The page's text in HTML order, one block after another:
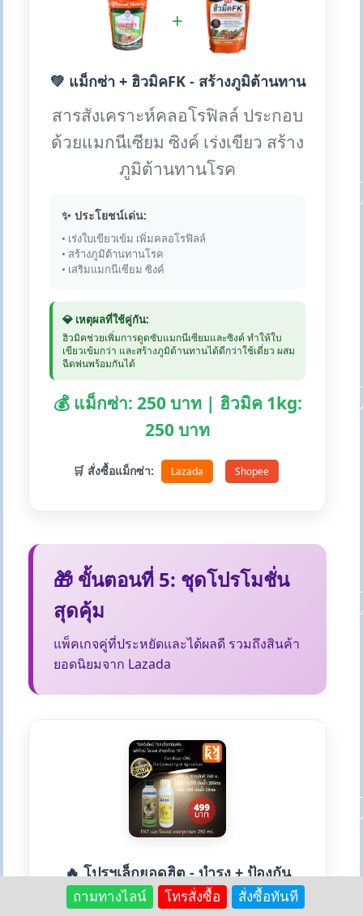
+
💚 แม็กซ่า + ฮิวมิคFK - สร้างภูมิต้านทาน
สารสังเคราะห์คลอโรฟิลล์ ประกอบ
ด้วยแมกนีเซียม ซิงค์ เร่งเขียว สร้าง
ภูมิต้านทานโรค
✨ ประโยชน์เด่น:
• เร่งใบเขียวเข้ม เพิ่มคลอโรฟิลล์
• สร้างภูมิต้านทานโรค
• เสริมแมกนีเซียม ซิงค์
💎 เหตุผลที่ใช้คู่กัน:
ฮิวมิคช่วยเพิ่มการดูดซับแมกนีเซียมและซิงค์ ทำให้ใบ
เขียวเข้มกว่า และสร้างภูมิต้านทานได้ดีกว่าใช้เดี่ยว ผสม
ฉีดพ่นพร้อมกันได้
💰 แม็กซ่า: 250 บาท | ฮิวมิค 1kg:
250 บาท
🛒 สั่งซื้อแม็กซ่า: Lazada Shopee
🎁 ขั้นตอนที่ 5: ชุดโปรโมชั่น
สุดคุ้ม
แพ็คเกจคู่ที่ประหยัดและได้ผลดี รวมถึงสินค้า
ยอดนิยมจาก Lazada
🔥 โปรฯเล็กยอดฮิต - บำรุง + ป้องกัน
ชุดคู่สุดคุ้ม FKT 250cc + ไอเอส
ถามทางไลน์ โทรสั่งซื้อ สั่งซื้อทันที